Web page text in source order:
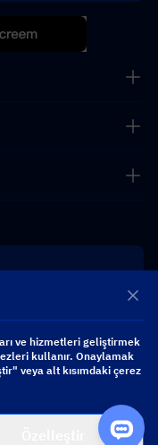
ve hizmetleri geliştirmek
kullanır. Onaylamak
veya alt kısımdaki çerez